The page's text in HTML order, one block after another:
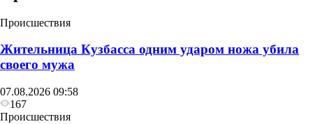
Происшествия
Жительница Кузбасса одним ударом ножа убила
своего мужа
07.08.2026 09:58
167
Происшествия